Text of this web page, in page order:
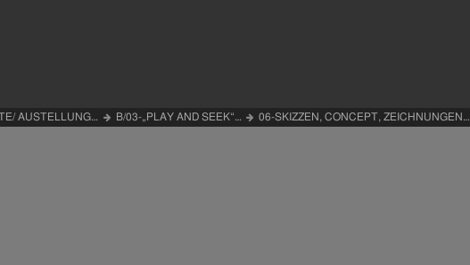
AUSTELLUNG… B/03-„PLAY AND SEEK“… 06-SKIZZEN, CONCEPT, ZEICHNUNGEN…